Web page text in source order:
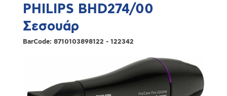
PHILIPS BHD274/00
Σεσουάρ
BarCode: 8710103898122 - 122342